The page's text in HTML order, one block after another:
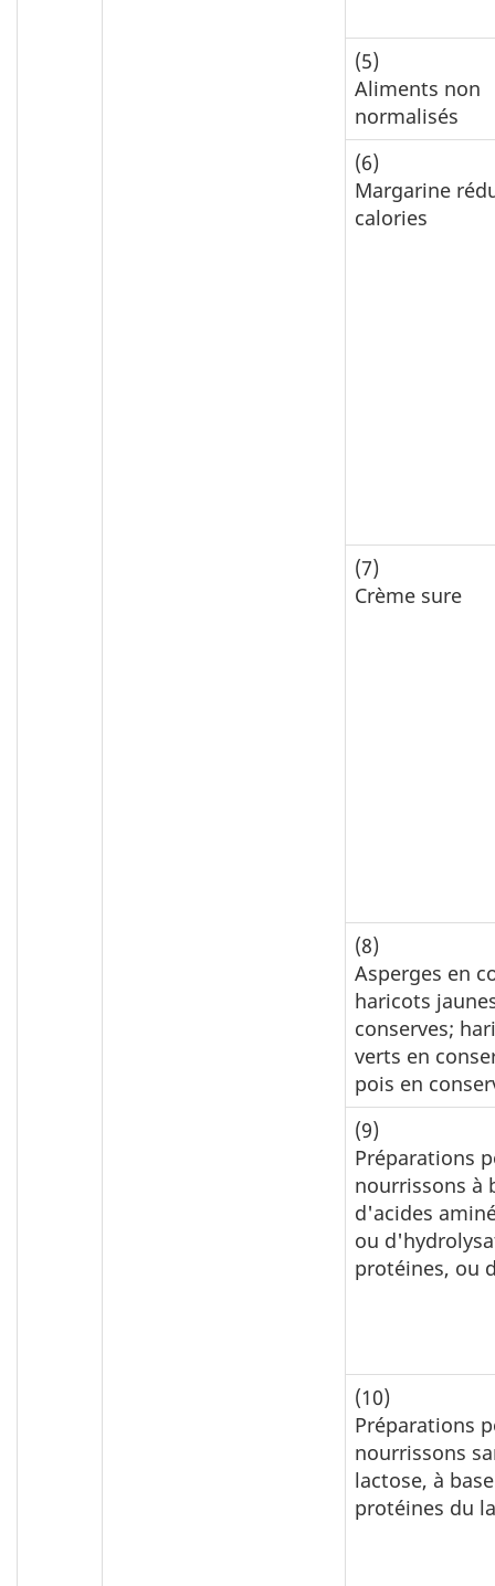
(5)
Aliments non
normalisés
(6)
Margarine
calories
(7)
Crème sure
(8)
Asperges en
haricots
conserves;
verts en
pois en
(9)
Préparations
nourrissons à
d'acides
ou
protéines, ou
(10)
Préparations
nourrissons
lactose, à
protéines du